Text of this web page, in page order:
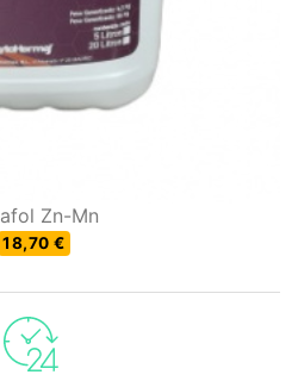
Zn-Mn
18,70 €